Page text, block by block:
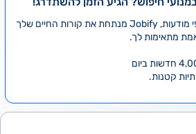
במקום לעבור לבד על אלפי מודעות, Jobify מנתחת את קורות החיים שלך
מתאימות לך.
קטנות.